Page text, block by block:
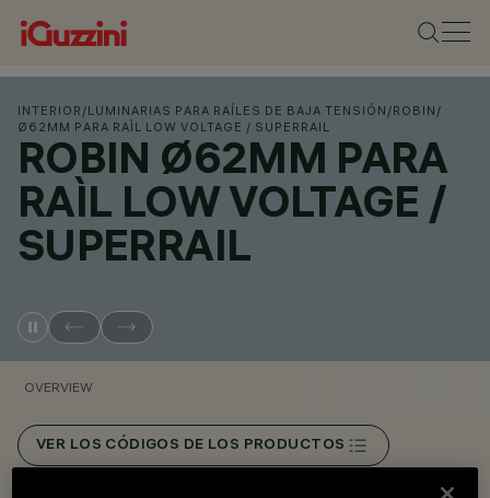
INTERIOR /LUMINARIAS PARA RAÍLES DE BAJA TENSIÓN /ROBIN /
Ø62MM PARA RAÌL LOW VOLTAGE / SUPERRAIL
ROBIN Ø62MM PARA
RAÌL LOW VOLTAGE /
SUPERRAIL
OVERVIEW
VER LOS CÓDIGOS DE LOS PRODUCTOS